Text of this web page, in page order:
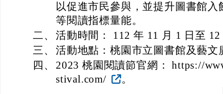
以促進市民參與，並提升圖書館
等閱讀指標量能。
二、 活動時間： 112 年 11 月 1 日至
三、 活動地點：桃園市立圖書館及藝文
四、
2023 桃園閱讀節官網： https://
stival.com/
。